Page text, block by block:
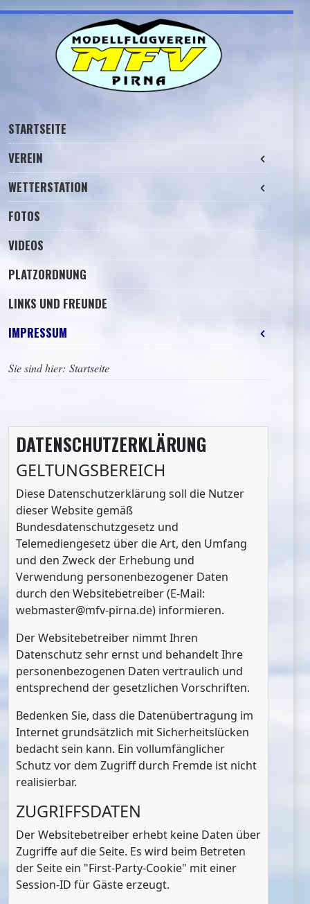
Skip to navigation
Skip to content
STARTSEITE
VEREIN
WETTERSTATION
FOTOS
VIDEOS
PLATZORDNUNG
LINKS UND FREUNDE
IMPRESSUM
Sie sind hier: Startseite
DATENSCHUTZERKLÄRUNG
GELTUNGSBEREICH
Diese Datenschutzerklärung soll die Nutzer
dieser Website gemäß
Bundesdatenschutzgesetz und
Telemediengesetz über die Art, den Umfang
und den Zweck der Erhebung und
Verwendung personenbezogener Daten
durch den Websitebetreiber (E-Mail:
webmaster@mfv-pirna.de) informieren.
Der Websitebetreiber nimmt Ihren
Datenschutz sehr ernst und behandelt Ihre
personenbezogenen Daten vertraulich und
entsprechend der gesetzlichen Vorschriften.
Bedenken Sie, dass die Datenübertragung im
Internet grundsätzlich mit Sicherheitslücken
bedacht sein kann. Ein vollumfänglicher
Schutz vor dem Zugriff durch Fremde ist nicht
realisierbar.
ZUGRIFFSDATEN
Der Websitebetreiber erhebt keine Daten über
Zugriffe auf die Seite. Es wird beim Betreten
der Seite ein "First-Party-Cookie" mit einer
Session-ID für Gäste erzeugt.